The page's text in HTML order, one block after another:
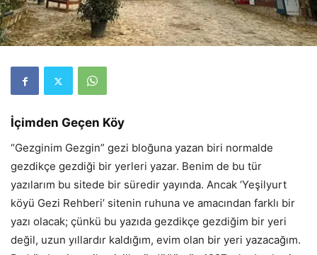
İçimden Geçen Köy
“Gezginim Gezgin” gezi bloğuna yazan biri normalde
gezdikçe gezdiği bir yerleri yazar. Benim de bu tür
yazılarım bu sitede bir süredir yayında. Ancak ‘Yeşilyurt
köyü Gezi Rehberi’ sitenin ruhuna ve amacından farklı bir
yazı olacak; çünkü bu yazıda gezdikçe gezdiğim bir yeri
değil, uzun yıllardır kaldığım, evim olan bir yeri yazacağım.